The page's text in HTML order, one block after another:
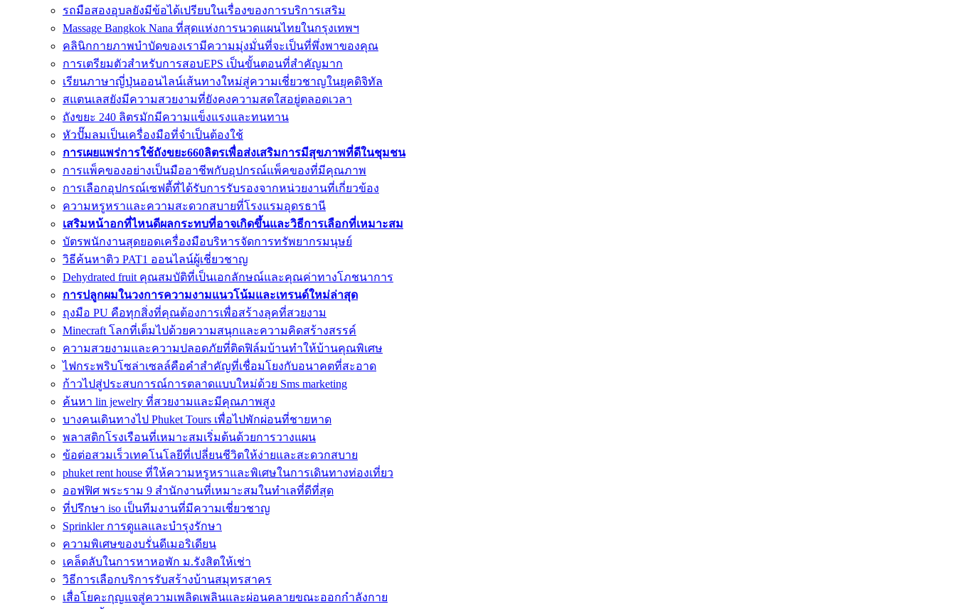
รถมือสองอุบลยังมีข้อได้เปรียบในเรื่องของการบริการเสริม
Massage Bangkok Nana ที่สุดแห่งการนวดแผนไทยในกรุงเทพฯ
คลินิกกายภาพบำบัดของเรามีความมุ่งมั่นที่จะเป็นที่พึ่งพาของคุณ
การเตรียมตัวสำหรับการสอบEPS เป็นขั้นตอนที่สำคัญมาก
เรียนภาษาญี่ปุ่นออนไลน์เส้นทางใหม่สู่ความเชี่ยวชาญในยุคดิจิทัล
สแตนเลสยังมีความสวยงามที่ยังคงความสดใสอยู่ตลอดเวลา
ถังขยะ 240 ลิตรมักมีความแข็งแรงและทนทาน
หัวปั๊มลมเป็นเครื่องมือที่จำเป็นต้องใช้
การเผยแพร่การใช้ถังขยะ660ลิตรเพื่อส่งเสริมการมีสุขภาพที่ดีในชุมชน
การแพ็คของอย่างเป็นมืออาชีพกับอุปกรณ์แพ็คของที่มีคุณภาพ
การเลือกอุปกรณ์เซฟตี้ที่ได้รับการรับรองจากหน่วยงานที่เกี่ยวข้อง
ความหรูหราและความสะดวกสบายที่โรงแรมอุดรธานี
เสริมหน้าอกที่ไหนดีผลกระทบที่อาจเกิดขึ้นและวิธีการเลือกที่เหมาะสม
บัตรพนักงานสุดยอดเครื่องมือบริหารจัดการทรัพยากรมนุษย์
วิธีค้นหาติว PAT1 ออนไลน์ผู้เชี่ยวชาญ
Dehydrated fruit คุณสมบัติที่เป็นเอกลักษณ์และคุณค่าทางโภชนาการ
การปลูกผมในวงการความงามแนวโน้มและเทรนด์ใหม่ล่าสุด
ถุงมือ PU คือทุกสิ่งที่คุณต้องการเพื่อสร้างลุคที่สวยงาม
Minecraft โลกที่เต็มไปด้วยความสนุกและความคิดสร้างสรรค์
ความสวยงามและความปลอดภัยที่ติดฟิล์มบ้านทำให้บ้านคุณพิเศษ
ไฟกระพริบโซล่าเซลล์คือคำสำคัญที่เชื่อมโยงกับอนาคตที่สะอาด
ก้าวไปสู่ประสบการณ์การตลาดแบบใหม่ด้วย Sms marketing
ค้นหา lin jewelry ที่สวยงามและมีคุณภาพสูง
บางคนเดินทางไป Phuket Tours เพื่อไปพักผ่อนที่ชายหาด
พลาสติกโรงเรือนที่เหมาะสมเริ่มต้นด้วยการวางแผน
ข้อต่อสวมเร็วเทคโนโลยีที่เปลี่ยนชีวิตให้ง่ายและสะดวกสบาย
phuket rent house ที่ให้ความหรูหราและพิเศษในการเดินทางท่องเที่ยว
ออฟฟิศ พระราม 9 สำนักงานที่เหมาะสมในทำเลที่ดีที่สุด
ที่ปรึกษา iso เป็นทีมงานที่มีความเชี่ยวชาญ
Sprinkler การดูแลและบำรุงรักษา
ความพิเศษของบรั่นดีเมอริเดียน
เคล็ดลับในการหาหอพัก ม.รังสิตให้เช่า
วิธีการเลือกบริการรับสร้างบ้านสมุทรสาคร
เสื่อโยคะกุญแจสู่ความเพลิดเพลินและผ่อนคลายขณะออกกำลังกาย